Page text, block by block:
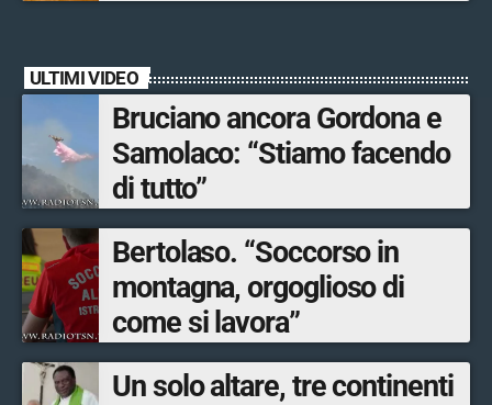
ULTIMI VIDEO
Bruciano ancora Gordona e
Samolaco: “Stiamo facendo
di tutto”
Bertolaso. “Soccorso in
montagna, orgoglioso di
come si lavora”
Un solo altare, tre continenti